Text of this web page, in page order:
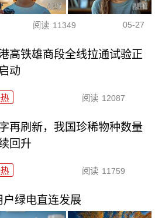
阅读 11349 05-27
高铁雄商段全线拉通试验正
动
阅读 12087
再刷新，我国珍稀物种数量
回升
阅读 11759
绿电直连发展